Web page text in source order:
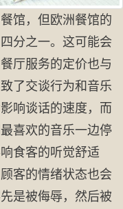
馆，但欧洲餐馆的
分之一。这可能会
厅服务的定价也与
了交谈行为和音乐
响谈话的速度，而
喜欢的音乐一边停
食客的听觉舒适
客的情绪状态也会
是被侮辱，然后被